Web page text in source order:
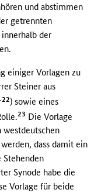
und abstimmen
getrennten
der
einiger Vorlagen zu
Steiner aus
22) sowie eines
23 Die Vorlage
westdeutschen
dass damit ein
Synode habe die
Vorlage für beide